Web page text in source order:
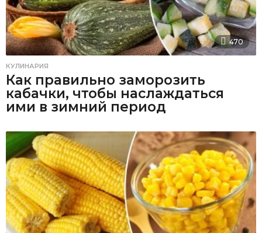
470
КУЛИНАРИЯ
Как правильно заморозить
кабачки, чтобы наслаждаться
ими в зимний период